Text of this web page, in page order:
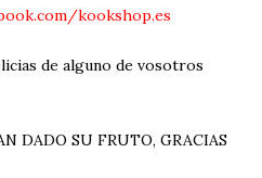
kookshop.es
de alguno de vosotros
DADO SU FRUTO, GRACIAS